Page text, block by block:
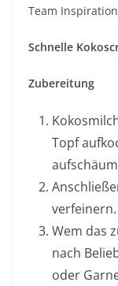
Team Inspiration
Schnelle
Zubereitung
Topf
verfeinern.
Wem das
nach
oder